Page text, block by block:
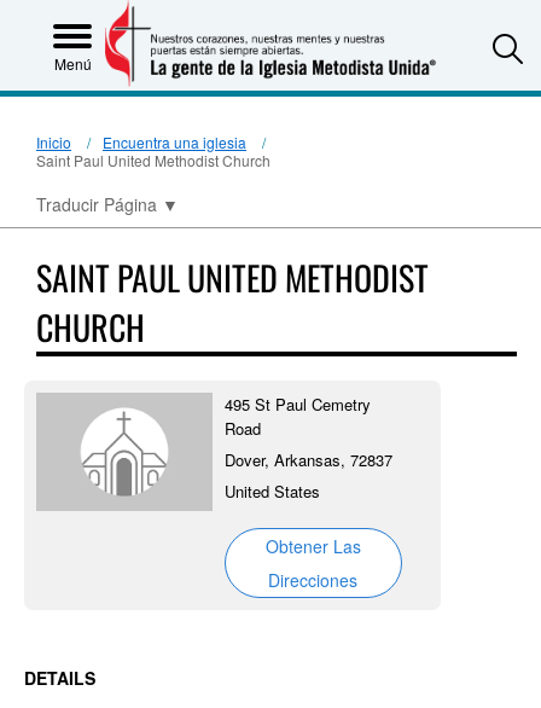
Menú
Inicio
Encuentra una iglesia
Saint Paul United Methodist Church
Traducir Página ▼
SAINT PAUL UNITED METHODIST
CHURCH
495 St Paul Cemetry
Road
Dover, Arkansas, 72837
United States
Obtener Las
Direcciones
DETAILS